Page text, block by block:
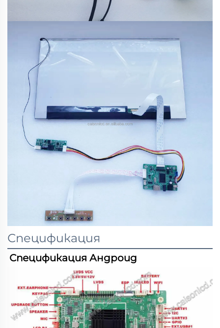
Спецификация
Спецификация Андроид